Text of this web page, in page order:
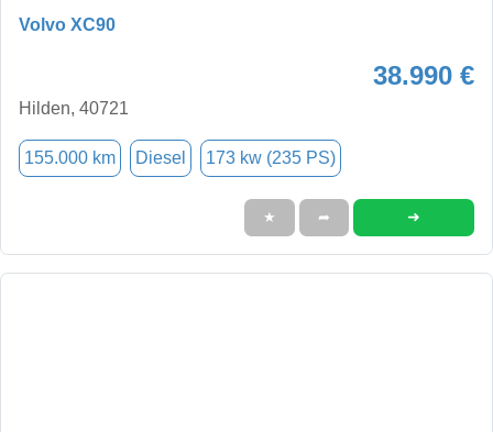
Volvo XC90
38.990 €
Hilden, 40721
155.000 km Diesel 173 kw (235 PS)
★ ➦ ➜